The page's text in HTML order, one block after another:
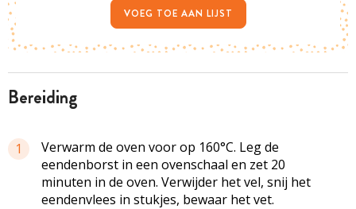
bereiding
1
Verwarm de oven voor op 160°C. Leg de
eendenborst in een ovenschaal en zet 20
minuten in de oven. Verwijder het vel, snij het
eendenvlees in stukjes, bewaar het vet.
VOEG TOE AAN LIJST